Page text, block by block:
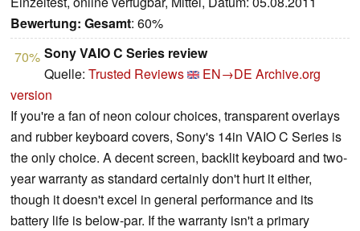
Bewertung: Gesamt: 60%
70% Sony VAIO C Series review
Quelle: Trusted Reviews EN→DE Archive.org
version
If you're a fan of neon colour choices, transparent overlays
and rubber keyboard covers, Sony's 14in VAIO C Series is
the only choice. A decent screen, backlit keyboard and two-
year warranty as standard certainly don't hurt it either,
though it doesn't excel in general performance and its
battery life is below-par. If the warranty isn't a primary